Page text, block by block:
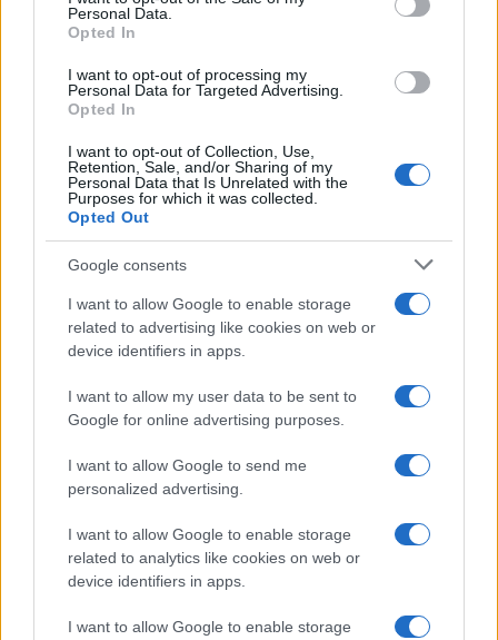
Personal Data.
Opted In
I want to opt-out of processing my
Personal Data for Targeted Advertising.
Opted In
I want to opt-out of Collection, Use,
Retention, Sale, and/or Sharing of my
Personal Data that Is Unrelated with the
Purposes for which it was collected.
Opted Out
Google consents
I want to allow Google to enable storage
related to advertising like cookies on web or
device identifiers in apps.
I want to allow my user data to be sent to
Google for online advertising purposes.
I want to allow Google to send me
personalized advertising.
I want to allow Google to enable storage
related to analytics like cookies on web or
device identifiers in apps.
I want to allow Google to enable storage
Roberta Bonaventura
Roberta Bonaventura è stata sul posto al
coordinare il live, affermando una linea
editoriale di tempestività verificata. Inviata per
personale: un distintivo ricevuto dalla sala
stampa del Porto Antico.